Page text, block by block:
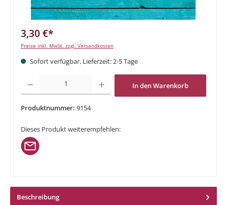
3,30 €*
Preise inkl. MwSt. zzgl. Versandkosten
Sofort verfügbar, Lieferzeit: 2-5 Tage
Produkt Anzahl: Gib den gewünschten Wert ein oder benutze die Schaltflächen um
In den Warenkorb
Produktnummer: 9154
Dieses Produkt weiterempfehlen:
Beschreibung